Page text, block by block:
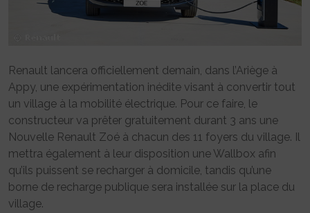
Renault lancera officiellement demain, dans l’Ariège à
Appy, une expérimentation inédite visant à convertir tout
un village à la mobilité électrique. Pour ce faire, le
constructeur va prêter gratuitement durant 3 ans une
Nouvelle Renault Zoé à chacun des 11 foyers du village. Il
mettra également à leur disposition une Wallbox afin
qu’ils puissent se recharger à domicile, tandis qu’une
borne de recharge publique sera installée sur la place du
village.